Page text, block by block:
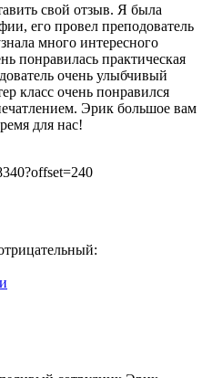
свой отзыв. Я была
его провел преподователь
много интересного
понравилась практическая
очень улыбчивый
класс очень понравился
Эрик большое вам
для нас!